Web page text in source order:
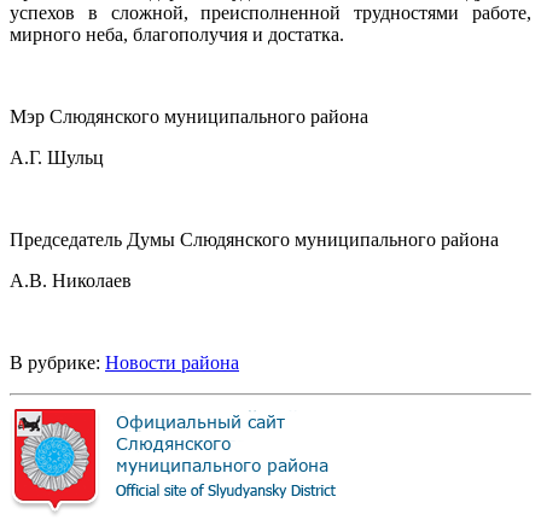
успехов в сложной, преисполненной трудностями работе,
мирного неба, благополучия и достатка.
Мэр Слюдянского муниципального района
А.Г. Шульц
Председатель Думы Слюдянского муниципального района
А.В. Николаев
В рубрике: Новости района